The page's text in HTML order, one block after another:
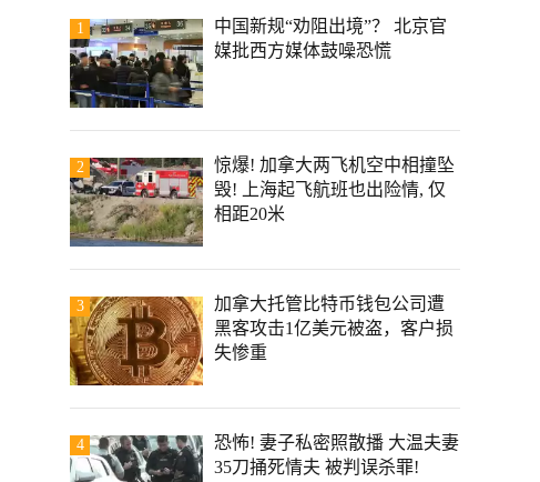
1
中国新规“劝阻出境”？ 北京官
媒批西方媒体鼓噪恐慌
2
惊爆! 加拿大两飞机空中相撞坠
毁! 上海起飞航班也出险情, 仅
相距20米
3
加拿大托管比特币钱包公司遭
黑客攻击1亿美元被盗，客户损
失惨重
4
恐怖! 妻子私密照散播 大温夫妻
35刀捅死情夫 被判误杀罪!